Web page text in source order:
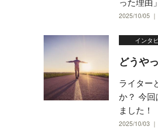
2025/10/05
インタ
どうや
ライター
か？ 今
ました！
2025/10/03